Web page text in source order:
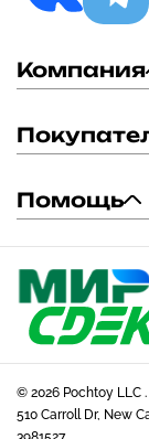
Компания
Помощь
© 2026 Pochtoy LLC
510 Carroll Dr, New